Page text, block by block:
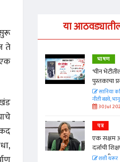
ते
या
जपणारी
मान्यवर
भाषण
'चीन
पुस्तकाचा
सानिया
नीती बडवे,
30 Jul
पत्र
एक सक्षम
दर्जाची
काळाची
शशी थरूर